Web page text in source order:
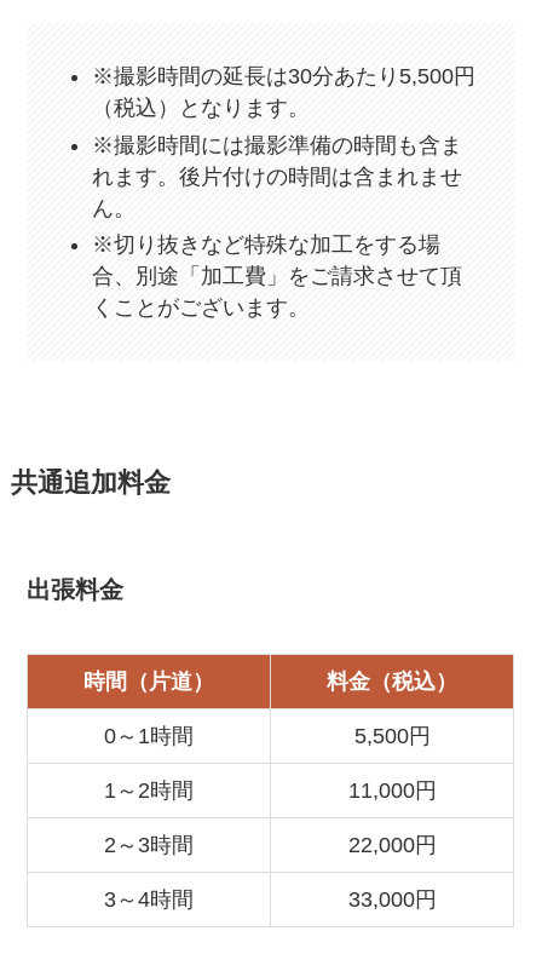
※撮影時間の延長は30分あたり5,500円
（税込）となります。
※撮影時間には撮影準備の時間も含ま
れます。後片付けの時間は含まれませ
ん。
※切り抜きなど特殊な加工をする場
合、別途「加工費」をご請求させて頂
くことがございます。
共通追加料金
出張料金
時間 （片道） 料金（税込）
0～1時間 5,500円
1～2時間 11,000円
2～3時間 22,000円
3～4時間 33,000円